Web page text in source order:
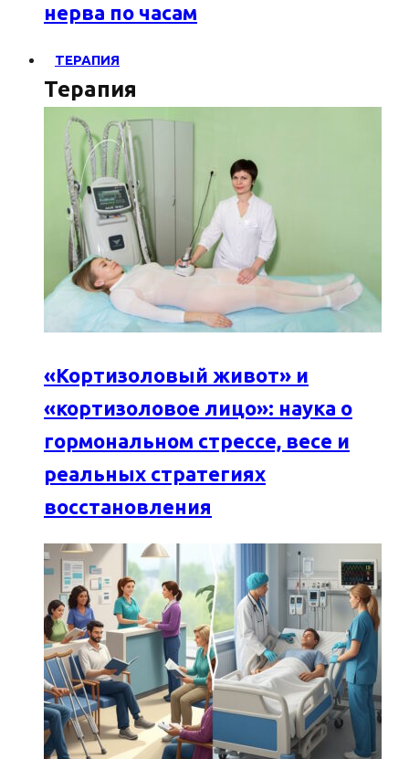
нерва по часам
ТЕРАПИЯ
Терапия
«Кортизоловый живот» и
«кортизоловое лицо»: наука о
гормональном стрессе, весе и
реальных стратегиях
восстановления